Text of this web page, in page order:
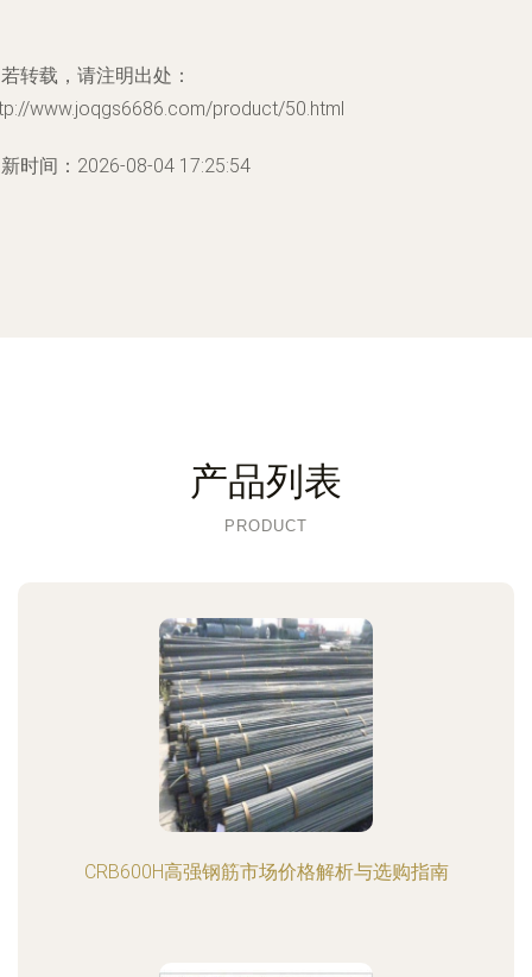
转载，请注明出处：
www.joqgs6686.com/product/50.html
时间：2026-08-04 17:25:54
产品列表
PRODUCT
CRB600H高强钢筋市场价格解析与选购指南